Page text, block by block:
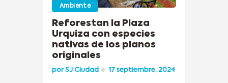
Ambiente
Reforestan la Plaza
Urquiza con especies
nativas de los planos
originales
porSJ Ciudad 17 septiembre, 2024